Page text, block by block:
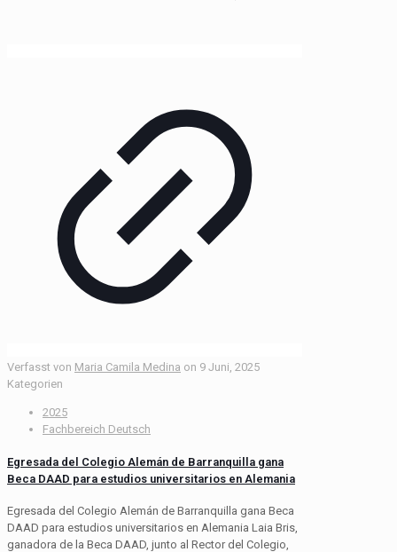
Verfasst von Maria Camila Medina on 9 Juni, 2025
Kategorien
2025
Fachbereich Deutsch
Egresada del Colegio Alemán de Barranquilla gana
Beca DAAD para estudios universitarios en Alemania
Egresada del Colegio Alemán de Barranquilla gana Beca
DAAD para estudios universitarios en Alemania Laia Bris,
ganadora de la Beca DAAD, junto al Rector del Colegio,